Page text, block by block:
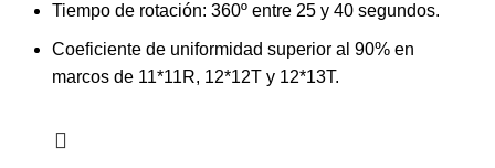
Tiempo de rotación: 360º entre 25 y 40 segundos.
Coeficiente de uniformidad superior al 90% en
marcos de 11*11R, 12*12T y 12*13T.